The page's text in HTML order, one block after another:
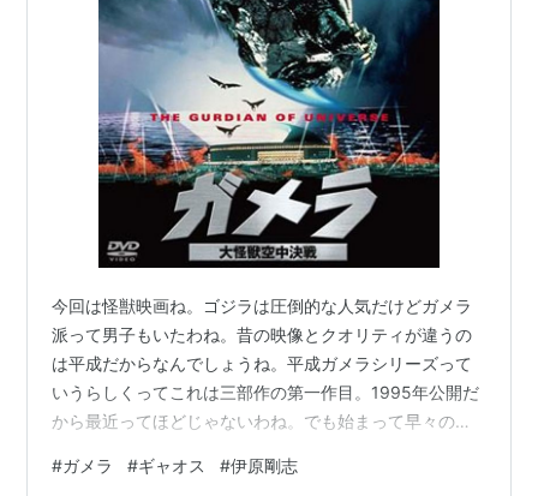
今回は怪獣映画ね。ゴジラは圧倒的な人気だけどガメラ
派って男子もいたわね。昔の映像とクオリティが違うの
は平成だからなんでしょうね。平成ガメラシリーズって
いうらしくってこれは三部作の第一作目。1995年公開だ
から最近ってほどじゃないわね。でも始まって早々のプ
よね。昭和のガメラってあまり見たことないんだけど、
#ガメラ #ギャオス #伊原剛志